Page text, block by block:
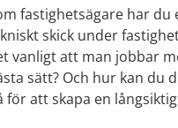
fastighetsägare har
skick under
vanligt att man jobbar
sätt? Och hur kan du
för att skapa en